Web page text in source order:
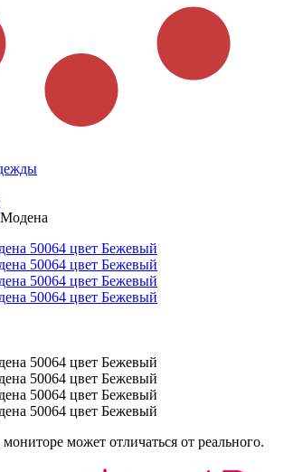
может отличаться от реального.